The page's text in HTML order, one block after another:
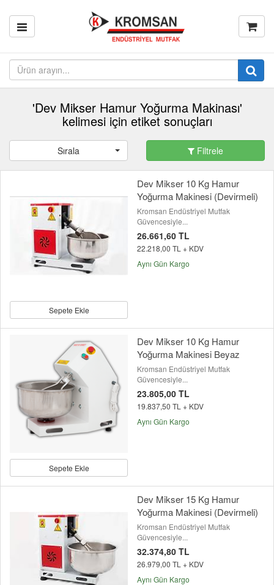
'Dev Mikser Hamur Yoğurma Makinası'
kelimesi için etiket sonuçları
Sırala Filtrele
Sepete Ekle
Dev Mikser 10 Kg Hamur
Yoğurma Makinesi (Devirmeli)
Kromsan Endüstriyel Mutfak
Güvencesiyle...
26.661,60 TL
22.218,00 TL + KDV
Aynı Gün Kargo
Sepete Ekle
Dev Mikser 10 Kg Hamur
Yoğurma Makinesi Beyaz
Kromsan Endüstriyel Mutfak
Güvencesiyle...
23.805,00 TL
19.837,50 TL + KDV
Aynı Gün Kargo
Dev Mikser 15 Kg Hamur
Yoğurma Makinesi (Devirmeli)
Kromsan Endüstriyel Mutfak
Güvencesiyle...
32.374,80 TL
26.979,00 TL + KDV
Aynı Gün Kargo